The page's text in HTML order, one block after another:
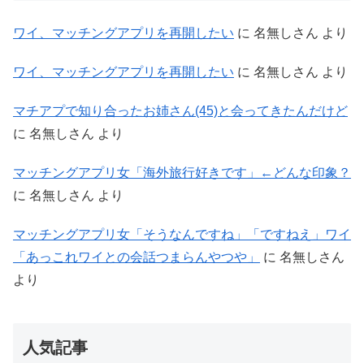
ワイ、マッチングアプリを再開したい に 名無しさん より
ワイ、マッチングアプリを再開したい に 名無しさん より
マチアプで知り合ったお姉さん(45)と会ってきたんだけど
に 名無しさん より
マッチングアプリ女「海外旅行好きです」←どんな印象？
に 名無しさん より
マッチングアプリ女「そうなんですね」「ですねえ」ワイ
「あっこれワイとの会話つまらんやつや」
に 名無しさん
より
人気記事